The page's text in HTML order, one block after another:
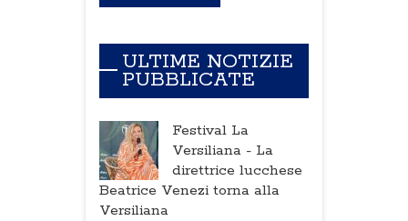
ULTIME NOTIZIE
PUBBLICATE
Festival La
Versiliana - La
direttrice lucchese
Beatrice Venezi torna alla
Versiliana